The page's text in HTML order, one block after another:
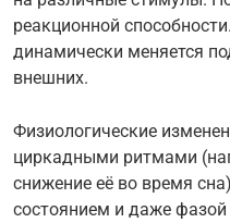
реакционной
динамически меняется
внешних.
Физиологические
циркадными ритмами
снижение её во время
состоянием и даже